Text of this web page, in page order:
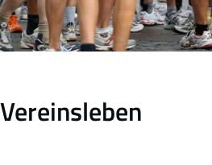
Vereinsleben